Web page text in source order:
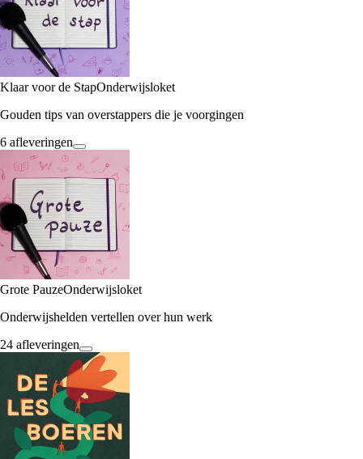
Klaar voor de StapOnderwijsloket
Gouden tips van overstappers die je voorgingen
6 afleveringen
Grote PauzeOnderwijsloket
Onderwijshelden vertellen over hun werk
24 afleveringen